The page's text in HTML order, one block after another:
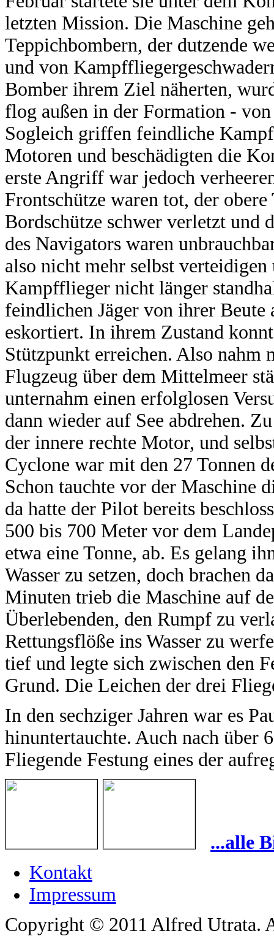
letzten Mission. Die Maschine
Teppichbombern, der dutzende
und von
Bomber ihrem Ziel näherten,
flog außen in der Formation -
Sogleich griffen feindliche
Motoren und beschädigten die
erste Angriff war jedoch
Frontschütze waren tot, der
Bordschütze schwer verletzt und
des Navigators waren
also nicht mehr selbst
Kampfflieger nicht länger
feindlichen Jäger von ihrer
eskortiert. In ihrem Zustand
Stützpunkt erreichen. Also nahm
Flugzeug über dem Mittelmeer
unternahm einen erfolglosen
dann wieder auf See abdrehen.
der innere rechte Motor, und
Cyclone war mit den 27 Tonnen
Schon tauchte vor der Maschine
da hatte der Pilot bereits
500 bis 700 Meter vor dem
etwa eine Tonne, ab. Es gelang
Wasser zu setzen, doch brachen
Minuten trieb die Maschine auf
Überlebenden, den Rumpf zu
Rettungsflöße ins Wasser zu
tief und legte sich zwischen den
Grund. Die Leichen der drei
In den sechziger Jahren war es
hinuntertauchte. Auch nach über
Fliegende Festung eines der
...alle
Kontakt
Impressum
Copyright © 2011 Alfred Utrata.